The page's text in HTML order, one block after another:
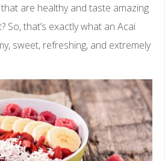
are healthy and taste amazing
So, that’s exactly what an Acai
sweet, refreshing, and extremely